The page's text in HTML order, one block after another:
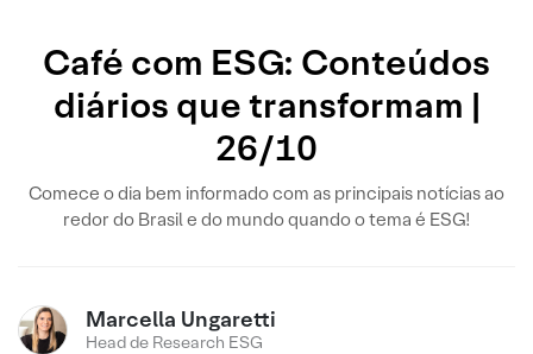
Café com ESG: Conteúdos
diários que transformam |
26/10
Comece o dia bem informado com as principais notícias ao
redor do Brasil e do mundo quando o tema é ESG!
Marcella Ungaretti
Head de Research ESG